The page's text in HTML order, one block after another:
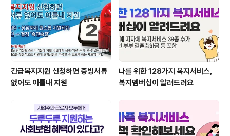
긴급복지지원 신청하면 증빙서류
없어도 이틀내 지원
나를 위한 128가지 복지서비스,
복지멤버십이 알려드려요